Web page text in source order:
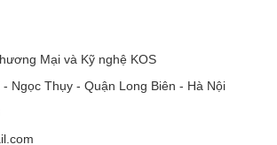
Mại và Kỹ nghệ KOS
Ngọc Thụy - Quận Long Biên - Hà Nội